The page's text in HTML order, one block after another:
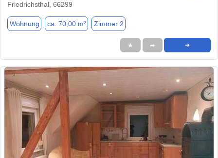
Friedrichsthal, 66299
Wohnung ca. 70,00 m² Zimmer 2
★ ➦ ➜